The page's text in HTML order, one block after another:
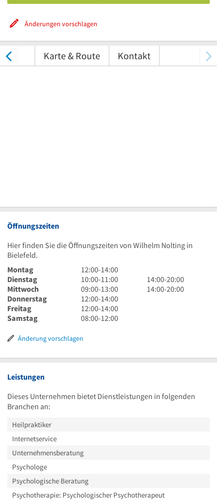
Änderungen vorschlagen
Karte & Route Kontakt
Öffnungszeiten
Hier finden Sie die Öffnungszeiten von Wilhelm Nolting in
Bielefeld.
Montag
12
Uhr
bis
14
Uhr
12:00-14:00
Dienstag
10
Uhr
bis
11
Uhr
10:00-11:00
14
Uhr
14:00-20:00
Mittwoch
9
Uhr
bis
13
09:00-13:00
14
14:00-20:00
Donnerstag
12
Uhr
bis
Uhr
12:00-14:00
Freitag
12
Uhr
14
12:00-14:00
Samstag
8
bis
Uhr
08:00-12:00
Änderung vorschlagen
Leistungen
Dieses Unternehmen bietet Dienstleistungen in folgenden
Branchen an:
Heilpraktiker
Internetservice
Unternehmensberatung
Psychologe
Psychologische Beratung
Psychotherapie: Psychologischer Psychotherapeut